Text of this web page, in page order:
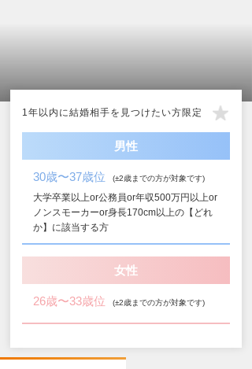
1年以内に結婚相手を見つけたい方限定
男性
30歳〜37歳位 (±2歳までの方が対象です)
大学卒業以上or公務員or年収500万円以上or
ノンスモーカーor身長170cm以上の【どれ
か】に該当する方
女性
26歳〜33歳位 (±2歳までの方が対象です)